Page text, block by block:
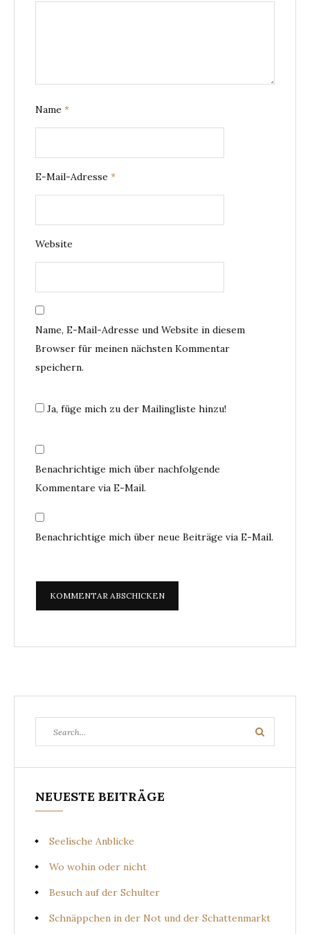
Name *
E-Mail-Adresse *
Website
Name, E-Mail-Adresse und Website in diesem
Browser für meinen nächsten Kommentar
speichern.
Ja, füge mich zu der Mailingliste hinzu!
Benachrichtige mich über nachfolgende
Kommentare via E-Mail.
Benachrichtige mich über neue Beiträge via E-Mail.
for:
Search
NEUESTE BEITRÄGE
Seelische Anblicke
Wo wohin oder nicht
Besuch auf der Schulter
Schnäppchen in der Not und der Schattenmarkt